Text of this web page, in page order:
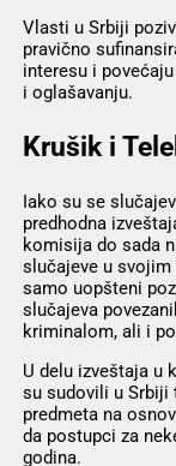
Vlasti u Srbiji
pravično
interesu i
i oglašavanju.
Krušik i
Iako su se
predhodna
komisija do sada
slučajeve u
samo uopšteni
slučajeva
kriminalom, ali i
U delu izveštaja u
su sudovili u Srbiji
predmeta na
da postupci za
godina.